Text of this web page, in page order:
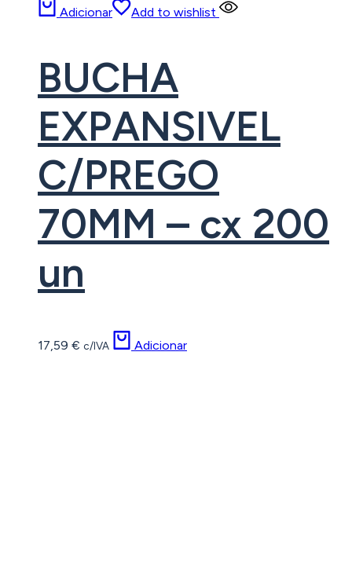
Adicionar Add to wishlist
BUCHA
EXPANSIVEL
C/PREGO
70MM – cx 200
un
17,59 € c/IVA Adicionar